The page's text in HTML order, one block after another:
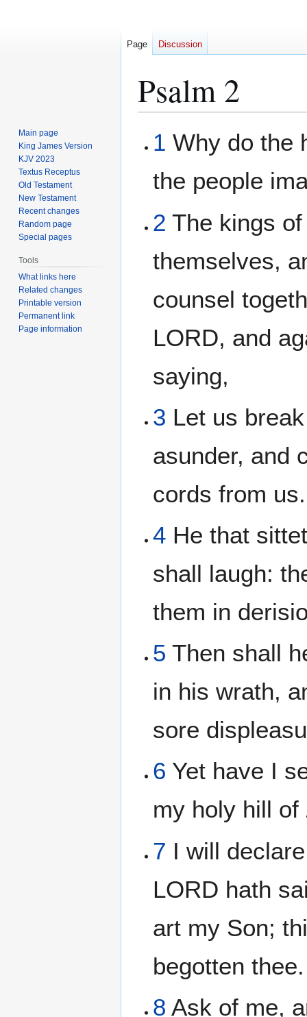
Psalm 2
toto
1 Why do the
the people
2 The kings
themselves,
counsel
LORD, and
saying,
3 Let us
asunder, and
cords from us.
4 He that
shall laugh:
them in
5 Then shall
in his wrath,
sore
6 Yet have I
my holy hill of
7 I will
LORD hath
art my Son;
begotten thee.
8 Ask of me,
Page Discussion
Main page
King James Version
KJV 2023
Textus Receptus
Old Testament
New Testament
Recent changes
Random page
Special pages
Tools
What links here
Related changes
Printable version
Permanent link
Page information